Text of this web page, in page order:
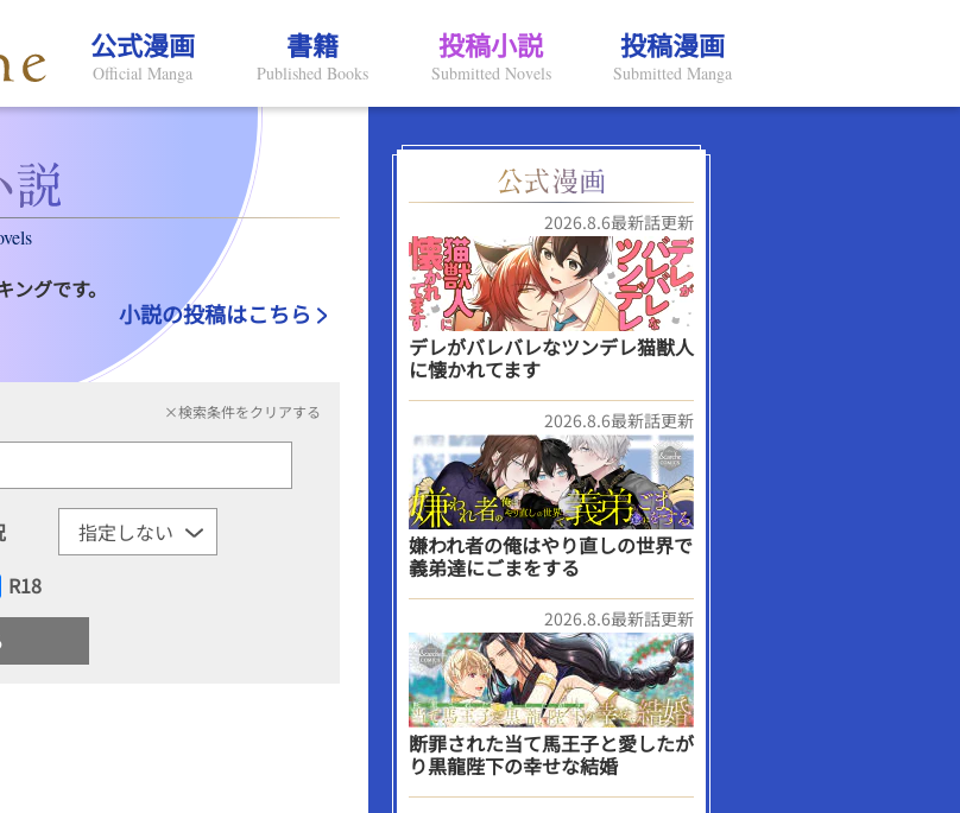
公式漫画
Official Manga
書籍
Published Books
投稿小説
Submitted Novels
投稿漫画
Submitted Manga
グです。
小説の投稿はこちら
×検索条件をクリアする
R18
2026.8.6最新話更新
デレがバレバレなツンデレ猫獣人
に懐かれてます
2026.8.6最新話更新
嫌われ者の俺はやり直しの世界で
義弟達にごまをする
2026.8.6最新話更新
断罪された当て馬王子と愛したが
り黒龍陛下の幸せな結婚